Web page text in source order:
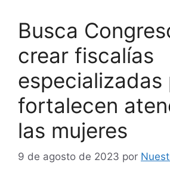
Busca
crear fiscalías
especializadas
fortalecen
las mujeres
9 de agosto de 2023 por